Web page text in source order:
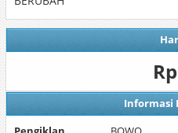
Informasi